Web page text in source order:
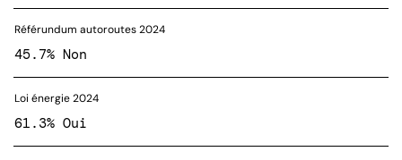
Référundum autoroutes 2024
45.7% Non
Loi énergie 2024
61.3% Oui